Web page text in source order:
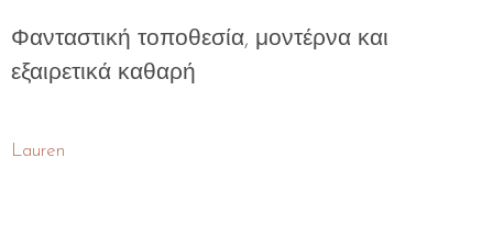
Φανταστική τοποθεσία, μοντέρνα και
εξαιρετικά καθαρή
Lauren